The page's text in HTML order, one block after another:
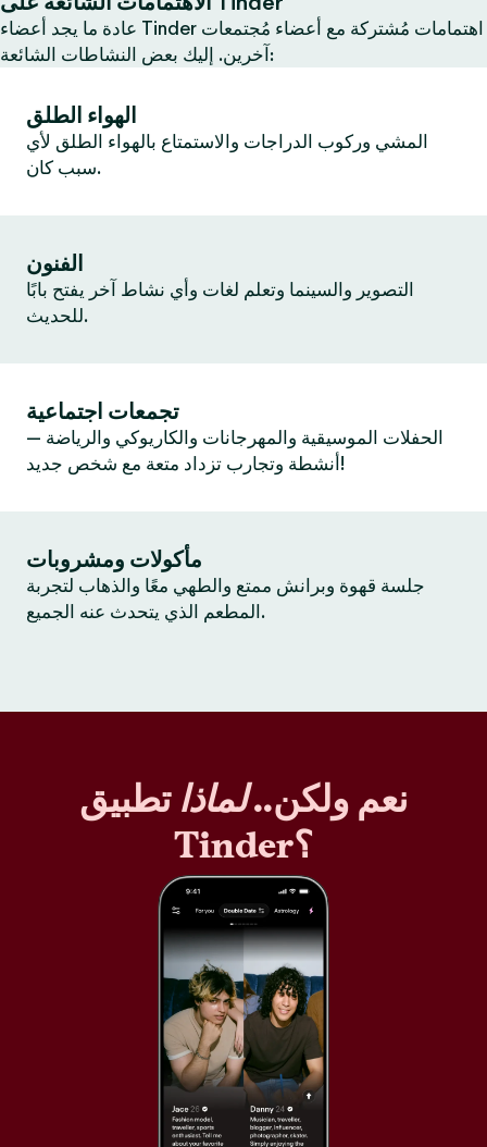
عادة ما يجد أعضاء Tinder اهتمامات مُشتركة مع أعضاء مُجتمعات
آخرين. إليك بعض النشاطات الشائعة:
الهواء الطلق
المشي وركوب الدراجات والاستمتاع بالهواء الطلق لأي
سبب كان.
الفنون
التصوير والسينما وتعلم لغات وأي نشاط آخر يفتح بابًا
للحديث.
تجمعات اجتماعية
الحفلات الموسيقية والمهرجانات والكاريوكي والرياضة —
أنشطة وتجارب تزداد متعة مع شخص جديد!
مأكولات ومشروبات
جلسة قهوة وبرانش ممتع والطهي معًا والذهاب لتجربة
المطعم الذي يتحدث عنه الجميع.
نعم ولكن..لماذا تطبيق
Tinder؟